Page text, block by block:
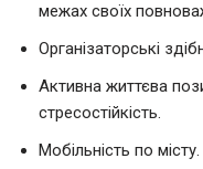
межах своїх
Організаторські
Активна життєва
стресостійкість.
Мобільність по місту.